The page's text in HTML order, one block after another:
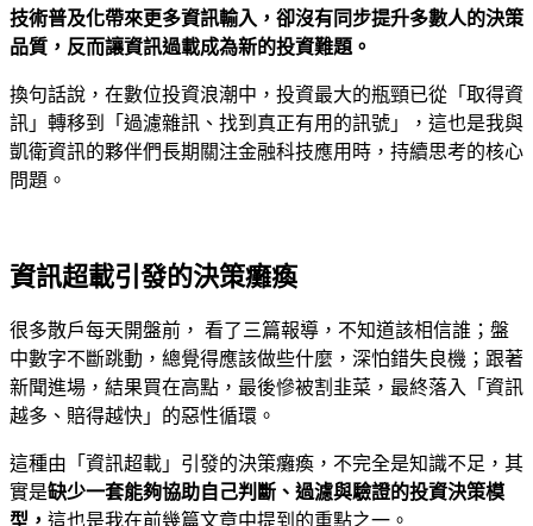
技術普及化帶來更多資訊輸入，卻沒有同步提升多數人的決策
品質，反而讓資訊過載成為新的投資難題。
換句話說，在數位投資浪潮中，投資最大的瓶頸已從「取得資
訊」轉移到「過濾雜訊、找到真正有用的訊號」，這也是我與
凱衛資訊的夥伴們長期關注金融科技應用時，持續思考的核心
問題。
資訊超載引發的決策癱瘓
很多散戶每天開盤前， 看了三篇報導，不知道該相信誰；盤
中數字不斷跳動，總覺得應該做些什麼，深怕錯失良機；跟著
新聞進場，結果買在高點，最後慘被割韭菜，最終落入「資訊
越多、賠得越快」的惡性循環。
這種由「資訊超載」引發的決策癱瘓，不完全是知識不足，其
實是缺少一套能夠協助自己判斷、過濾與驗證的投資決策模
型， 這也是我在前幾篇文章中提到的重點之一。